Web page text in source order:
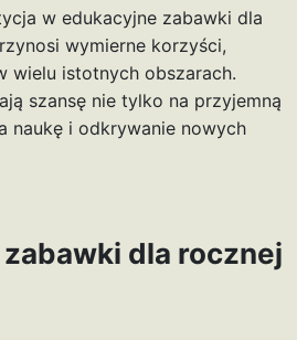
w edukacyjne zabawki dla
wymierne korzyści,
wielu istotnych obszarach.
szansę nie tylko na przyjemną
naukę i odkrywanie nowych
dla rocznej